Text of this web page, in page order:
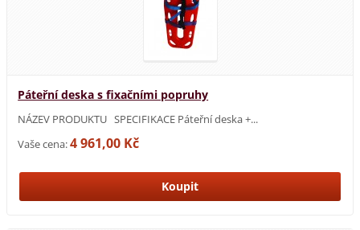
Páteřní deska s fixačními popruhy
NÁZEV PRODUKTU SPECIFIKACE Páteřní deska +...
Vaše cena:4 961,00 Kč